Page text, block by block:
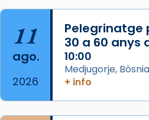
Foto
View on Facebook · Share
Arquebisbat de
2 weeks ago
11
ago.
2026
Pelegrinatge
30 a 60 anys
10:00
Medjugorje,
+ info